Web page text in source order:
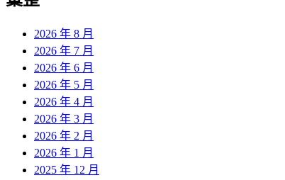
2026 年 8 月
2026 年 7 月
2026 年 6 月
2026 年 5 月
2026 年 4 月
2026 年 3 月
2026 年 2 月
2026 年 1 月
2025 年 12 月